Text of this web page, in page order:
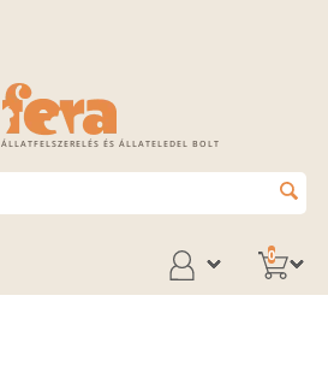
ÁLLATFELSZERELÉS ÉS ÁLLATELEDEL BOLT
0